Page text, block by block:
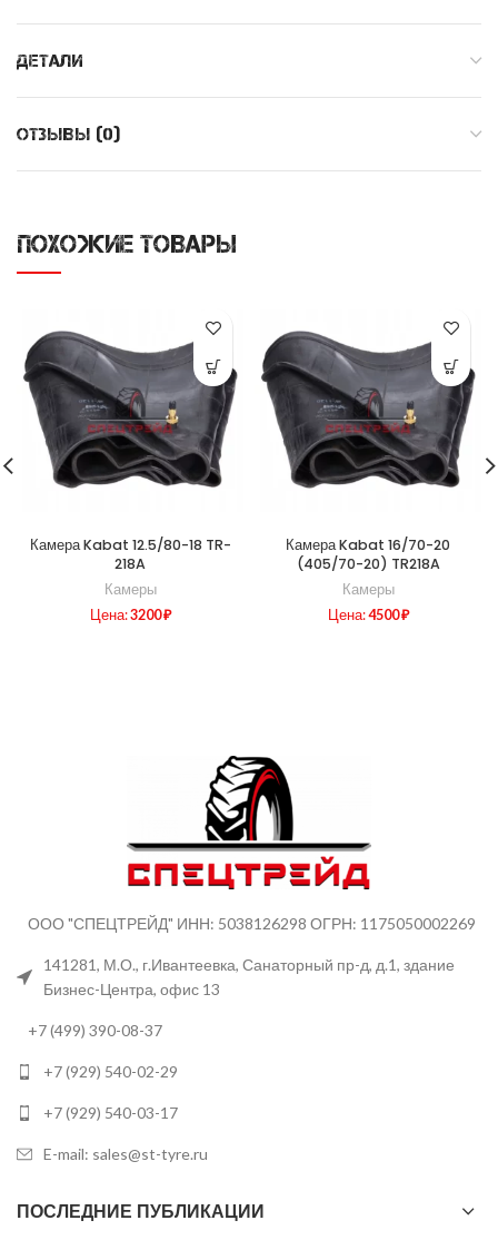
ДЕТАЛИ
ОТЗЫВЫ (0)
ПОХОЖИЕ ТОВАРЫ
Камера Kabat 12.5/80-18 TR-
218A
Камеры
Цена:3200₽
Камера Kabat 16/70-20
(405/70-20) TR218A
Камеры
Цена:4500₽
ООО "СПЕЦТРЕЙД" ИНН: 5038126298 ОГРН: 1175050002269
141281, М.О., г.Ивантеевка, Санаторный пр-д, д.1, здание
Бизнес-Центра, офис 13
+7 (499) 390-08-37
+7 (929) 540-02-29
+7 (929) 540-03-17
E-mail: sales@st-tyre.ru
ПОСЛЕДНИЕ ПУБЛИКАЦИИ